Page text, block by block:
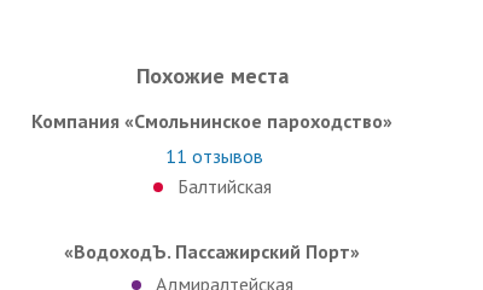
Похожие места
Компания «Смольнинское пароходство»
11 отзывов
Балтийская
«ВодоходЪ. Пассажирский Порт»
Адмиралтейская